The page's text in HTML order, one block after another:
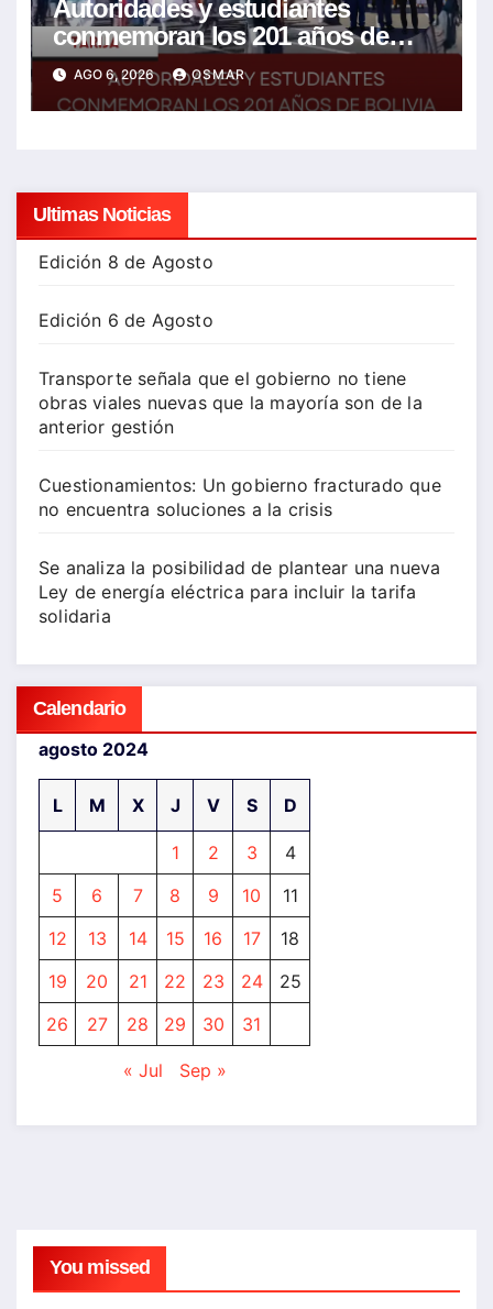
Autoridades y estudiantes
conmemoran los 201 años de
Bolivia con la esperanza de un
mejor futuro
AGO 6, 2026 OSMAR
Ultimas Noticias
Edición 8 de Agosto
Edición 6 de Agosto
Transporte señala que el gobierno no tiene
obras viales nuevas que la mayoría son de la
anterior gestión
Cuestionamientos: Un gobierno fracturado que
no encuentra soluciones a la crisis
Se analiza la posibilidad de plantear una nueva
Ley de energía eléctrica para incluir la tarifa
solidaria
Calendario
agosto 2024
L M X J V S D
1 2 3
4
5
6 7 8 9 10
11
12
13 14 15 16 17
18
19
20 21 22 23 24
25
26
27 28 29 30 31
« Jul Sep »
You missed